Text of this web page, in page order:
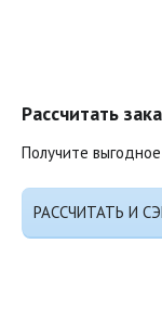
Рассчитать
Получите
РАССЧИТАТЬ И